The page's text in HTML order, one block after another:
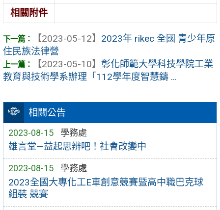
相關公告
2023-08-15 學務處
雄言堂—益起思辨吧！社會改變中
2023-08-15 學務處
2023全國大專化工E車創意競賽暨高中職巴克球
組裝 競賽
相關附件
【2023-05-12】 2023年 rikec 全國 青少年原
住民族法律營
【2023-05-10】 彰化師範大學科技學院工業
教育與技術學系辦理「112學年度智慧鑄 ...